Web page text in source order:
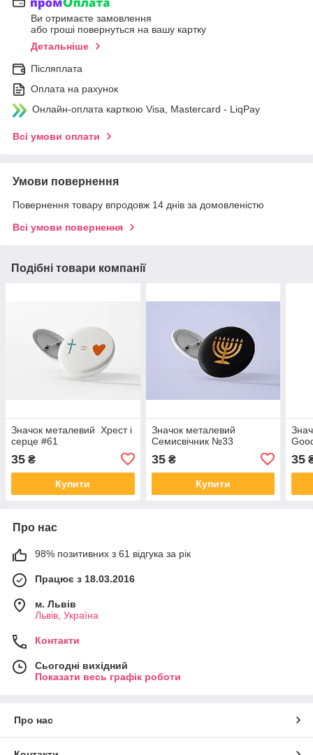
Ви отримаєте замовлення
або гроші повернуться на вашу картку
Детальніше
Післяплата
Оплата на рахунок
Онлайн-оплата карткою Visa, Mastercard - LiqPay
Всі умови оплати
Умови повернення
Повернення товару впродовж 14 днів за домовленістю
Всі умови повернення
Подібні товари компанії
Значок металевий Хрест і
серце #61
35 ₴
Купити
Значок металевий
Семисвічник №33
35₴
Купити
35
Про нас
98% позитивних з 61 відгука за рік
Працює з 18.03.2016
м. Львів
Львів, Україна
Контакти
Сьогодні вихідний
Показати весь графік роботи
Про нас